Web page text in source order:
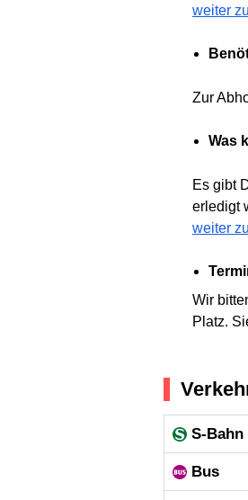
weiter
Zur
Was
Es gibt
erledigt
weiter
Wir
Platz.
S-Bahn
Bus